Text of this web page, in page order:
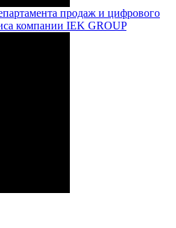
продаж и цифрового
компании IEK GROUP